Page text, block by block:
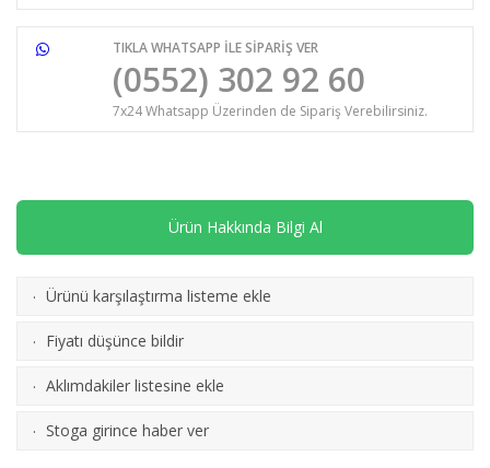
TIKLA WHATSAPP İLE SİPARİŞ VER
(0552) 302 92 60
7x24 Whatsapp Üzerinden de Sipariş Verebilirsiniz.
Ürün Hakkında Bilgi Al
· Ürünü karşılaştırma listeme ekle
· Fiyatı düşünce bildir
· Aklımdakiler listesine ekle
· Stoga girince haber ver